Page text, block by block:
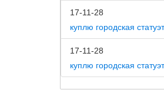
17-11-28
17-11-28